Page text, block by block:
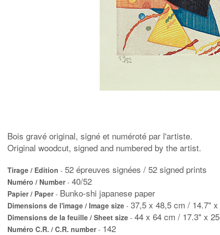
Bois gravé original, signé et numéroté par l'artiste.
Original woodcut, signed and numbered by the artist.
Tirage / Edition - 52 épreuves signées / 52 signed prints
Numéro / Number- 40/52
Papier / Paper- Bunko-shi japanese paper
Dimensions de l'image / Image size - 37,5 x 48,5 cm / 14.7"
Dimensions de la feuille / Sheet size - 44 x 64 cm / 17.3" x
Numéro C.R. / C.R. number- 142